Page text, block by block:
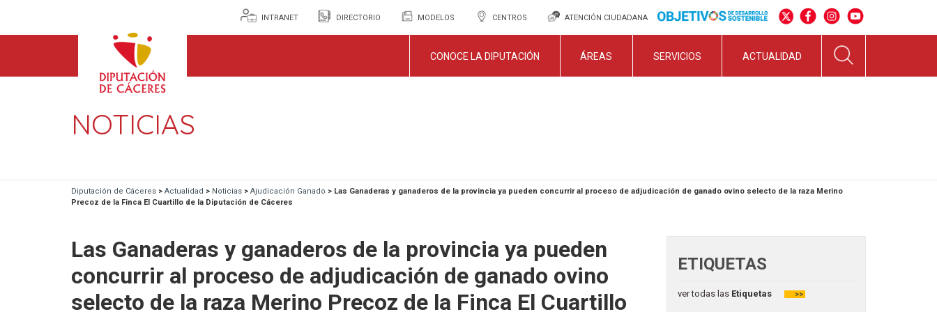
INTRANET DIRECTORIO MODELOS CENTROS ATENCIÓN CIUDADANA
CONOCE LA DIPUTACIÓN ÁREAS SERVICIOS ACTUALIDAD
NOTICIAS
Diputación de Cáceres > Actualidad > Noticias > Ajudicación Ganado > Las Ganaderas y ganaderos de la provincia ya pueden concurrir al proceso de adjudicación de ganado ovino selecto de la raza Merino
Precoz de la Finca El Cuartillo de la Diputación de Cáceres
Las Ganaderas y ganaderos de la provincia ya pueden
concurrir al proceso de adjudicación de ganado ovino
selecto de la raza Merino Precoz de la Finca El Cuartillo
ETIQUETAS
ver todas las Etiquetas >>